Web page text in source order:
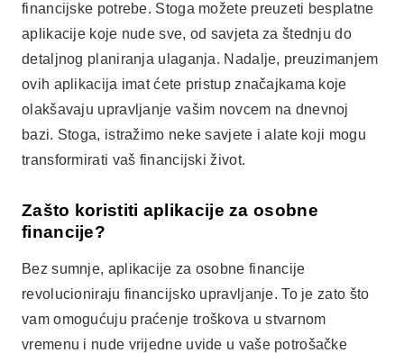
financijske potrebe. Stoga možete preuzeti besplatne
aplikacije koje nude sve, od savjeta za štednju do
detaljnog planiranja ulaganja. Nadalje, preuzimanjem
ovih aplikacija imat ćete pristup značajkama koje
olakšavaju upravljanje vašim novcem na dnevnoj
bazi. Stoga, istražimo neke savjete i alate koji mogu
transformirati vaš financijski život.
Zašto koristiti aplikacije za osobne
financije?
Bez sumnje, aplikacije za osobne financije
revolucioniraju financijsko upravljanje. To je zato što
vam omogućuju praćenje troškova u stvarnom
vremenu i nude vrijedne uvide u vaše potrošačke